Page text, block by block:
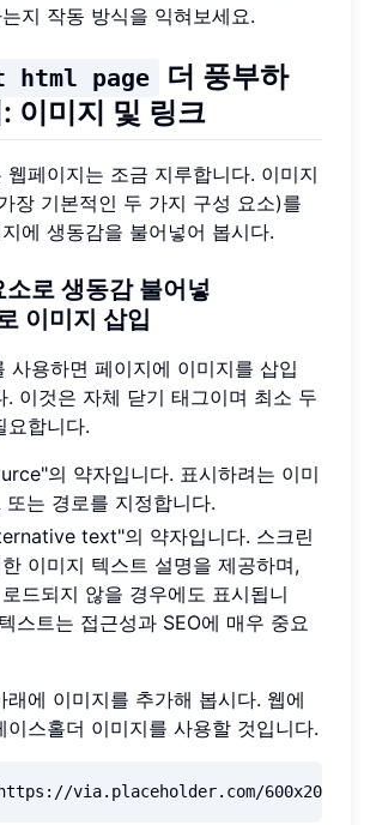
지 작동 방식을 익혀보세요.
page
더 풍부하
이미지 및 링크
웹페이지는 조금 지루합니다. 이미지
장 기본적인 두 가지 구성 요소)를
에 생동감을 불어넣어 봅시다.
로 생동감 불어넣
이미지 삽입
사용하면 페이지에 이미지를 삽입
. 이것은 자체 닫기 태그이며 최소 두
요합니다.
의 약자입니다. 표시하려는 이미
또는 경로를 지정합니다.
text"의 약자입니다. 스크린
이미지 텍스트 설명을 제공하며,
드되지 않을 경우에도 표시됩니
텍스트는 접근성과 SEO에 매우 중요
래에 이미지를 추가해 봅시다. 웹에
이스홀더 이미지를 사용할 것입니다.